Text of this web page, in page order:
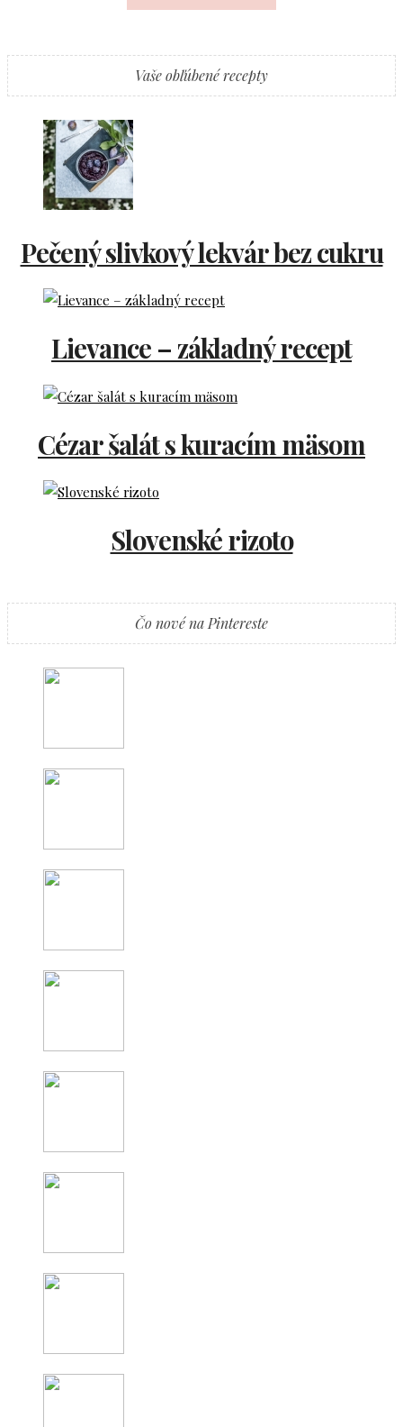
Vaše obľúbené recepty
Pečený slivkový lekvár bez cukru
Lievance – základný recept
Cézar šalát s kuracím mäsom
Slovenské rizoto
Čo nové na Pintereste